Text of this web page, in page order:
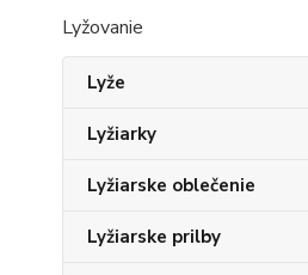
Lyžovanie
Lyže
Lyžiarky
Lyžiarske oblečenie
Lyžiarske prilby